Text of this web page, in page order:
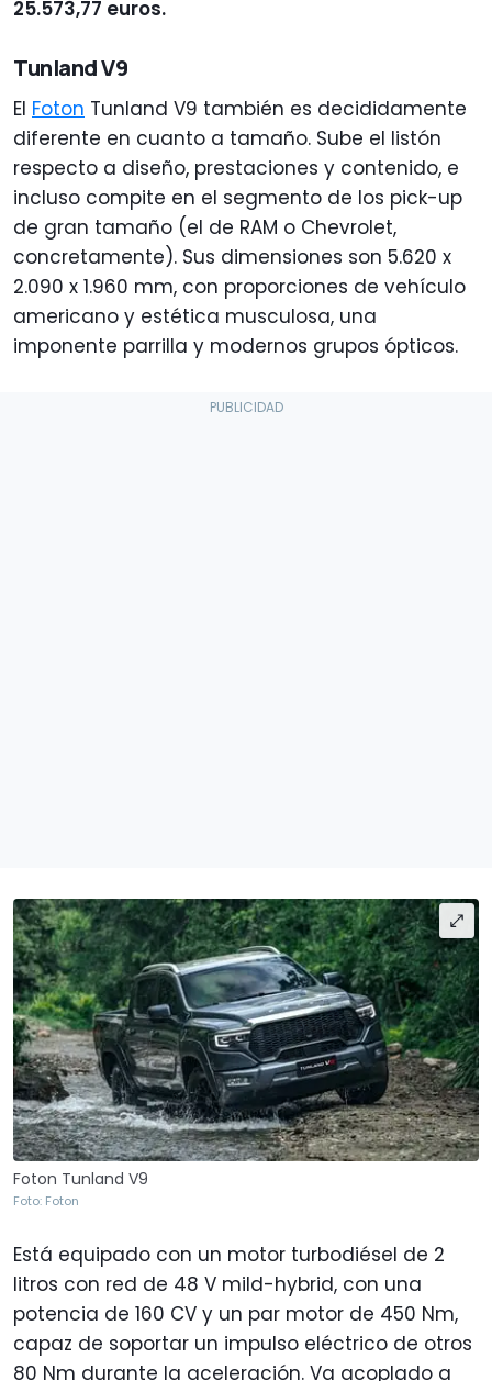
25.573,77 euros.
Tunland V9
El Foton Tunland V9 también es decididamente
diferente en cuanto a tamaño. Sube el listón
respecto a diseño, prestaciones y contenido, e
incluso compite en el segmento de los pick-up
de gran tamaño (el de RAM o Chevrolet,
concretamente). Sus dimensiones son 5.620 x
2.090 x 1.960 mm, con proporciones de vehículo
americano y estética musculosa, una
imponente parrilla y modernos grupos ópticos.
Foton Tunland V9
Foto: Foton
Está equipado con un motor turbodiésel de 2
litros con red de 48 V mild-hybrid, con una
potencia de 160 CV y un par motor de 450 Nm,
capaz de soportar un impulso eléctrico de otros
80 Nm durante la aceleración. Va acoplado a